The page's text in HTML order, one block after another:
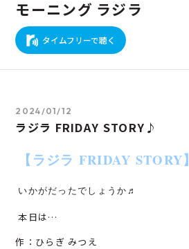
モーニング ラジラ
タイムフリーで聴く
2024/01/12
ラジラ FRIDAY STORY♪
【ラジラ FRIDAY STORY】
いかがだったでしょうか♬
本日は…
作：ひらぎ みつえ